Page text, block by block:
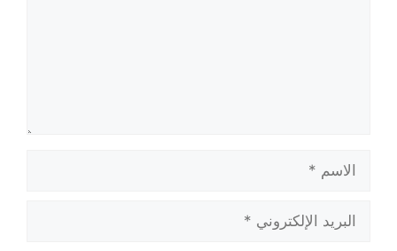
الاسم
البريد
الإلكتروني